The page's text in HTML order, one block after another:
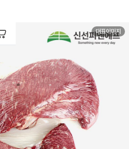
장바구니
대표이미지